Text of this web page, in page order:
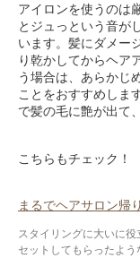
アイロンを使うのは
とジュっという音が
います。髪にダメー
り乾かしてからヘア
う場合は、あらかじ
ことをおすすめしま
で髪の毛に艶が出て
こちらもチェック！
まるでヘアサロン帰
スタイリングに大いに
セットしてもらったよ